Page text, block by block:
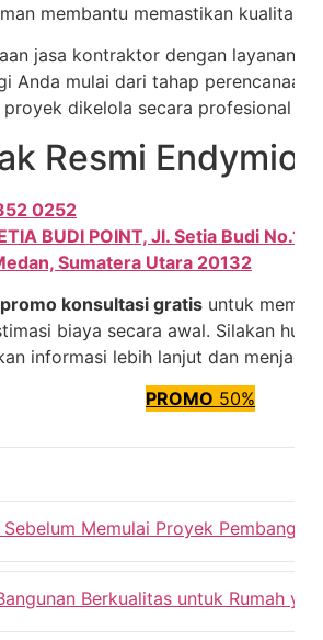
membantu memastikan kualitas
jasa kontraktor dengan layanan
Anda mulai dari tahap
proyek dikelola secara profesional
Resmi
0252
BUDI POINT, Jl. Setia Budi
Sumatera Utara 20132
promo konsultasi gratis untuk
biaya secara awal. Silakan
informasi lebih lanjut dan
PROMO 50%
Memulai Proyek
Berkualitas untuk Rumah